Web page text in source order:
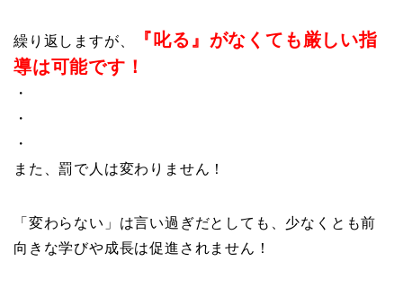
繰り返しますが、
『叱る』がなくても厳しい指
導は可能です！
・
・
・
また、罰で人は変わりません！
「変わらない」は言い過ぎだとしても、少なくとも前
向きな学びや成長は促進されません！